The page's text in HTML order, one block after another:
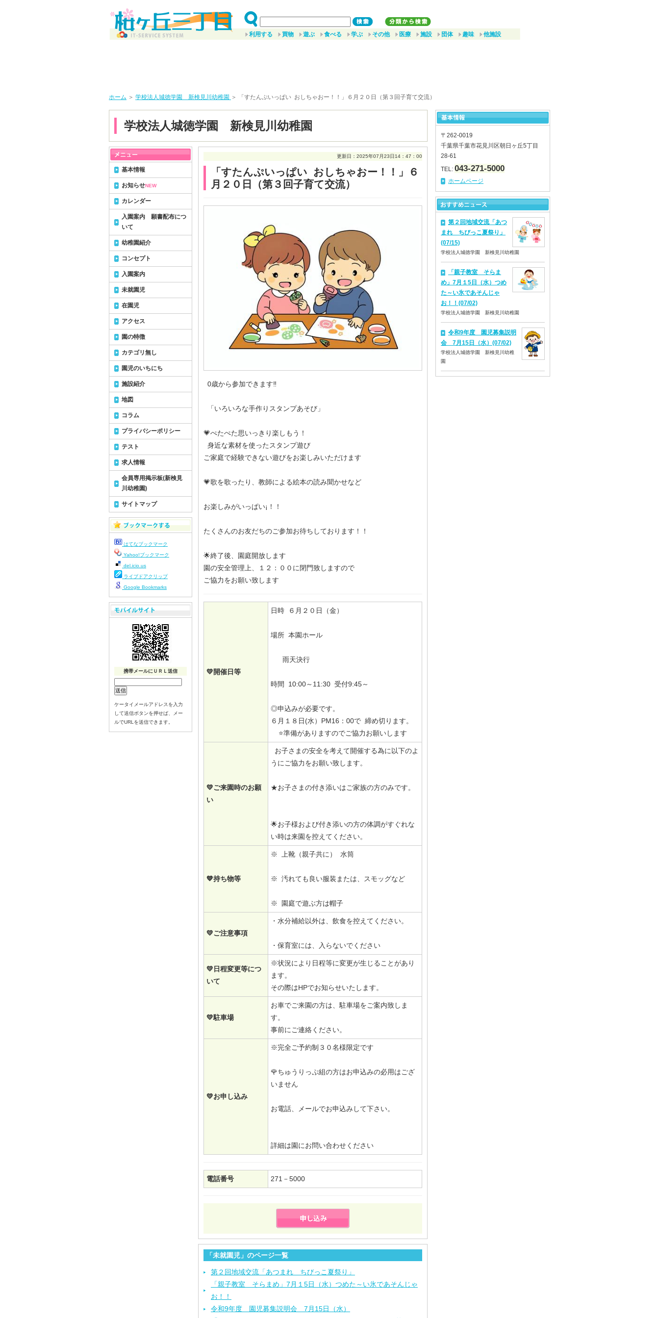
利用する 買物 遊ぶ 食べる 学ぶ その他 医療 施設 団体 趣味 他施設
ホーム ＞ 学校法人城徳学園 新検見川幼稚園 ＞ 「すたんぷいっぱい おしちゃおー！！」６月２０日（第３回子育て交流）
学校法人城徳学園 新検見川幼稚園
更新日：2025年07月23日14：47：00
「すたんぷいっぱい おしちゃおー！！」６
月２０日（第３回子育て交流）
0歳から参加できます‼️
「いろいろな手作りスタンプあそび」
💗ぺたぺた思いっきり楽しもう！
身近な素材を使ったスタンプ遊び
ご家庭で経験できない遊びをお楽しみいただけます
💗歌を歌ったり、教師による絵本の読み聞かせなど
お楽しみがいっぱい¡！！
たくさんのお友だちのご参加お待ちしております！！
🌟終了後、園庭開放します
園の安全管理上、１２：００に閉門致しますので
ご協力をお願い致します
💛開催日等
日時 ６月２０日（金）
場所 本園ホール
雨天決行
時間 10:00～11:30 受付9:45～
◎申込みが必要です。
６月１８日(水）PM16：00で 締め切ります。
⭐️準備がありますのでご協力お願いします
💛ご来園時のお願
い
お子さまの安全を考えて開催する為に以下のよ
うにご協力をお願い致します。
★お子さまの付き添いはご家族の方のみです。
🌟お子様および付き添いの方の体調がすぐれな
い時は来園を控えてください。
💙持ち物等
※ 上靴（親子共に） 水筒
※ 汚れても良い服装または、スモッグなど
※ 園庭で遊ぶ方は帽子
💛ご注意事項
・水分補給以外は、飲食を控えてください。
・保育室には、入らないでください
💛日程変更等につ
いて
※状況により日程等に変更が生じることがあり
ます。
その際はHPでお知らせいたします。
💛駐車場
お車でご来園の方は、駐車場をご案内致しま
す。
事前にご連絡ください。
💛お申し込み
※完全ご予約制３０名様限定です
🌹ちゅうりっぷ組の方はお申込みの必用はござ
いません
お電話、メールでお申込みして下さい。
詳細は園にお問い合わせください
電話番号 271－5000
「未就園児」のページ一覧
第２回地域交流「あつまれ ちびっこ夏祭り」
「親子教室 そらまめ」7月１5日（水）つめた～い氷であそんじゃ
お！！
令和9年度 園児募集説明会 7月15日（水）
基本情報
お知らせNEW
カレンダー
入園案内 願書配布につ
いて
幼稚園紹介
コンセプト
入園案内
未就園児
在園児
アクセス
園の特徴
カテゴリ無し
園児のいちにち
施設紹介
地図
コラム
プライバシーポリシー
テスト
求人情報
会員専用掲示板(新検見
川幼稚園)
サイトマップ
はてなブックマーク
Yahoo!ブックマーク
del.icio.us
ライブドアクリップ
Google Bookmarks
携帯メールにＵＲＬ送信
ケータイメールアドレスを入力
して送信ボタンを押せば、メー
ルでURLを送信できます。
〒262-0019
千葉県千葉市花見川区朝日ヶ丘5丁目
28-61
TEL: 043-271-5000
ホームページ
第２回地域交流「あつ
まれ ちびっこ夏祭り」
(07/15)
学校法人城徳学園 新検見川幼稚園
「親子教室 そらま
め」7月１5日（水）つめ
た～い氷であそんじゃ
お！！(07/02)
学校法人城徳学園 新検見川幼稚園
令和9年度 園児募集説明
会 7月15日（水）(07/02)
学校法人城徳学園 新検見川幼稚
園